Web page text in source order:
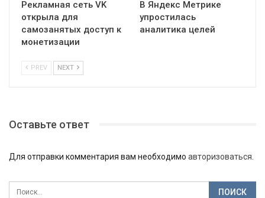
Рекламная сеть VK
открыла для
самозанятых доступ к
монетизации
В Яндекс Метрике
упростилась
аналитика целей
PREV NEXT
Оставьте ответ
Для отправки комментария вам необходимо авторизоваться